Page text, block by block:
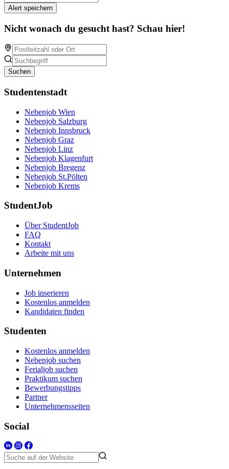
Alert speichern
Nicht wonach du gesucht hast? Schau hier!
Suchen
Studentenstadt
Nebenjob Wien
Nebenjob Salzburg
Nebenjob Innsbruck
Nebenjob Graz
Nebenjob Linz
Nebenjob Klagenfurt
Nebenjob Bregenz
Nebenjob St.Pölten
Nebenjob Krems
StudentJob
Über StudentJob
FAQ
Kontakt
Arbeite mit uns
Unternehmen
Job inserieren
Kostenlos anmelden
Kandidaten finden
Studenten
Kostenlos anmelden
Nebenjob suchen
Ferialjob suchen
Praktikum suchen
Bewerbungstipps
Partner
Unternehmensseiten
Social